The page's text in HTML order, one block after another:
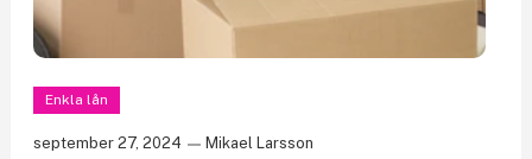
Enkla lån
september 27, 2024 Mikael Larsson